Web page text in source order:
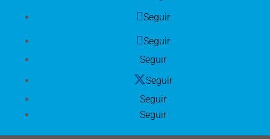
Seguir
Seguir
Seguir
Seguir
Seguir
Seguir